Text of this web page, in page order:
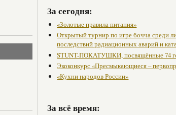
За сегодня:
«Золотые правила питания»
Открытый турнир по игре бочча среди
последствий радиационных аварий и
STUNT-ПОКАТУШКИ, посвящённые 74
Экоконкурс «Пресмыкающиеся –
«Кухни народов России»
За всё время: